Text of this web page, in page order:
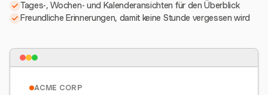
Tages-, Wochen- und Kalenderansichten für den Überblick
Freundliche Erinnerungen, damit keine Stunde vergessen wird
ACME CORP